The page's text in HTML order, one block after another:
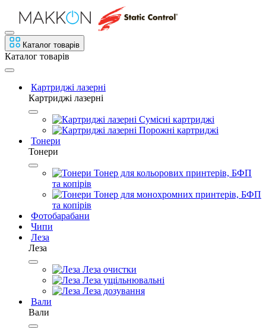
Каталог товарів
Каталог товарів
Картриджі лазерні
Картриджі лазерні
Сумісні картриджі
Порожні картриджі
Тонери
Тонери
Тонер для кольорових принтерів, БФП
та копірів
Тонер для монохромних принтерів, БФП
та копірів
Фотобарабани
Чипи
Леза
Леза
Леза очистки
Леза ущільнювальні
Леза дозування
Вали
Вали